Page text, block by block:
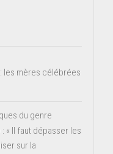
les mères célébrées
du genre
« Il faut dépasser les
sur la